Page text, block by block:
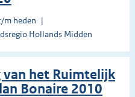
m heden
Hollands Midden
van het Ruimtelijk
Bonaire 2010